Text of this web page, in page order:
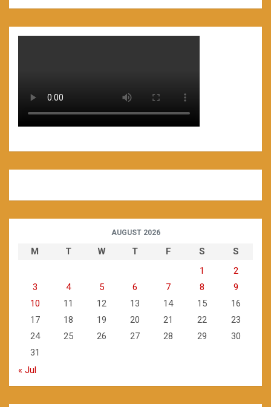
AUGUST 2026
M T W T F S
S
1
2
3
4 5 6 7 8
9
10
11 12 13 14 15
16
17
18 19 20 21 22
23
24
25 26 27 28 29
30
31
« Jul